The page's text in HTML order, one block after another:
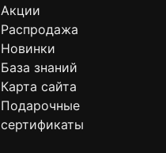
Акции
Распродажа
Новинки
База знаний
Карта сайта
Подарочные
сертификаты